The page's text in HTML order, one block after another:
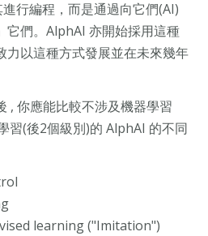
行編程，而是通過向它們(AI)
它們。AlphAI 亦開始採用這種
力以這種方式發展並在未來幾年
, 你應能比較不涉及機器學習
習(後2個級別)的 AlphAI 的不同
learning ("Imitation")